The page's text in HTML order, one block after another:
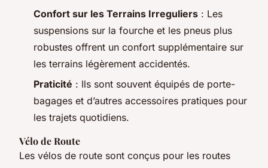
Confort sur les Terrains Irreguliers : Les
suspensions sur la fourche et les pneus plus
robustes offrent un confort supplémentaire sur
les terrains légèrement accidentés.
Praticité : Ils sont souvent équipés de porte-
bagages et d’autres accessoires pratiques pour
les trajets quotidiens.
Vélo de Route
Les vélos de route sont conçus pour les routes